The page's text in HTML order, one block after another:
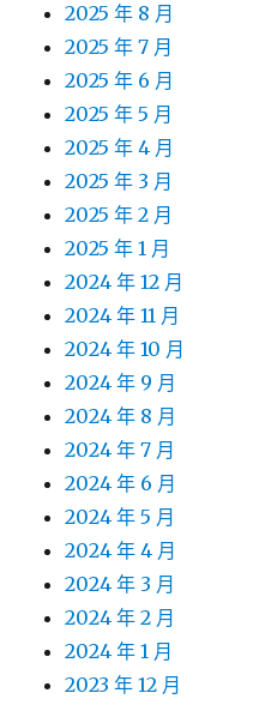
2025 年 8 月
2025 年 7 月
2025 年 6 月
2025 年 5 月
2025 年 4 月
2025 年 3 月
2025 年 2 月
2025 年 1 月
2024 年 12 月
2024 年 11 月
2024 年 10 月
2024 年 9 月
2024 年 8 月
2024 年 7 月
2024 年 6 月
2024 年 5 月
2024 年 4 月
2024 年 3 月
2024 年 2 月
2024 年 1 月
2023 年 12 月